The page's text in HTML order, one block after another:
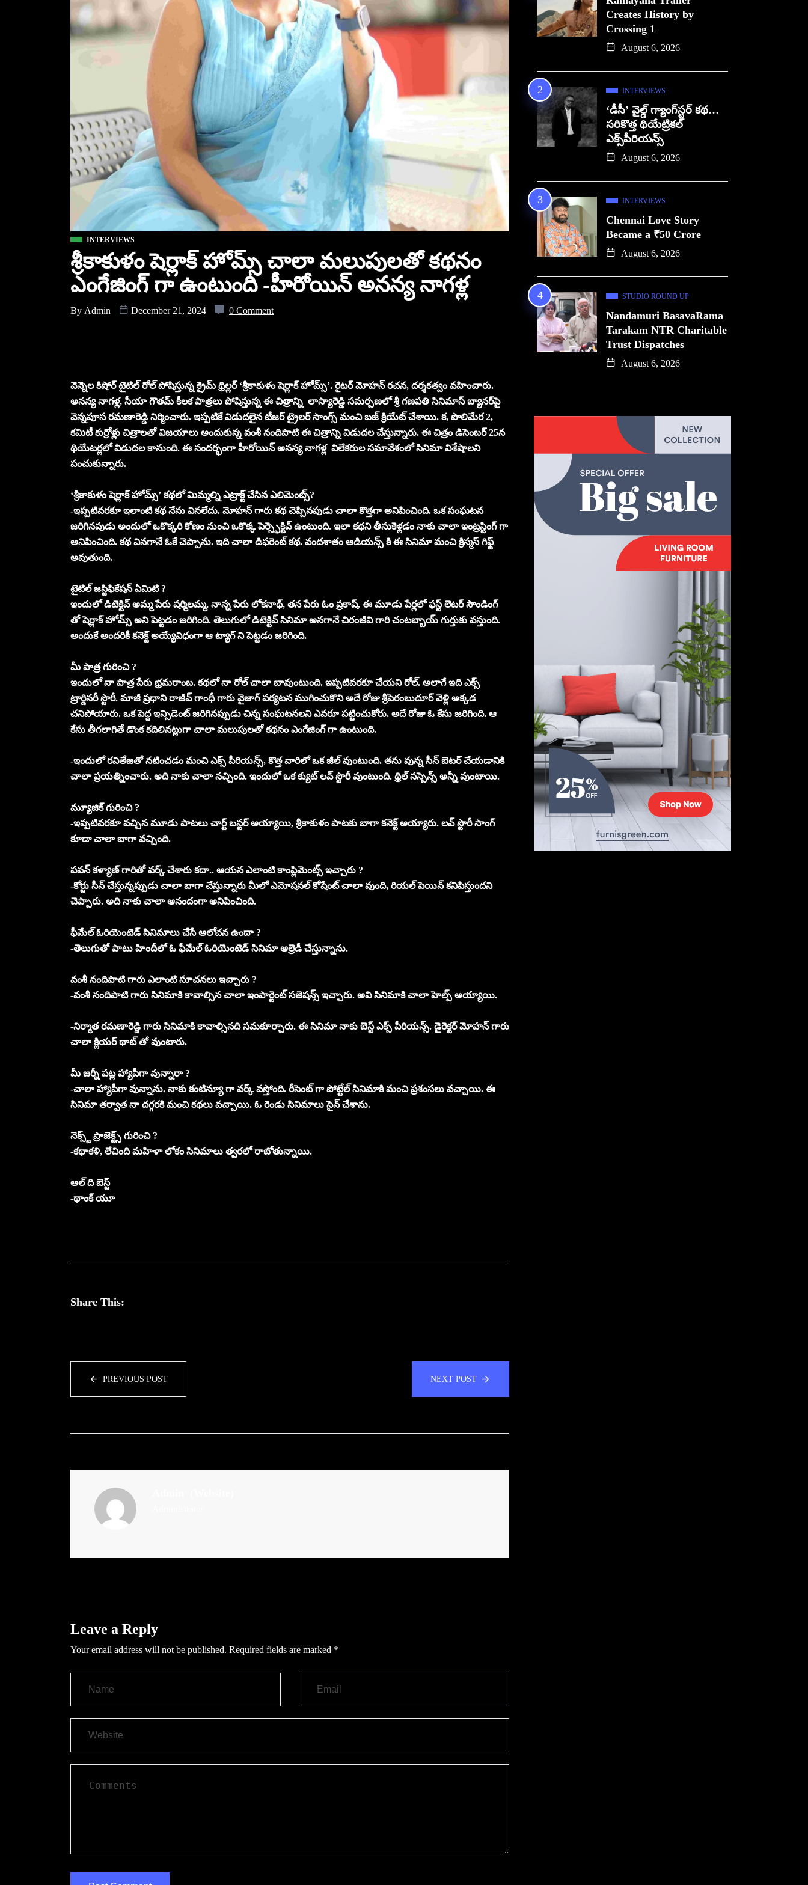
INTERVIEWS
శ్రీకాకుళం షెర్లాక్ హోమ్స్‌ చాలా మలుపులతో కథనం
ఎంగేజింగ్ గా ఉంటుంది -హీరోయిన్ అనన్య నాగళ్ల
By Admin December 21, 2024 0 Comment
వెన్నెల కిషోర్ టైటిల్ రోల్ పోషిస్తున్న క్రైమ్ థ్రిల్లర్ ‘శ్రీకాకుళం షెర్లాక్ హోమ్స్‌’. రైటర్ మోహన్ రచన, దర్శకత్వం వహించారు.
అనన్య నాగళ్ల, సీయా గౌతమ్ కీలక పాత్రలు పోషిస్తున్న ఈ చిత్రాన్ని లాస్యారెడ్డి సమర్పణలో శ్రీ గణపతి సినిమాస్ బ్యానర్‌పై
వెన్నపూస రమణారెడ్డి నిర్మించారు. ఇప్పటికే విడుదలైన టీజర్ ట్రైలర్ సాంగ్స్ మంచి బజ్ క్రియేట్ చేశాయి. క, పొలిమేర 2,
కమిటీ కుర్రోళ్లు చిత్రాలతో విజయాలు అందుకున్న వంశీ నందిపాటి ఈ చిత్రాన్ని విడుదల చేస్తున్నారు. ఈ చిత్రం డిసెంబర్ 25న
థియేటర్లలో విడుదల కానుంది. ఈ సందర్భంగా హీరోయిన్ అనన్య నాగళ్ల విలేకరుల సమావేశంలో సినిమా విశేషాలని
పంచుకున్నారు.
‘శ్రీకాకుళం షెర్లాక్ హోమ్స్‌’ కథలో మిమ్మల్ని ఎట్రాక్ట్ చేసిన ఎలిమెంట్స్?
-ఇప్పటివరకూ ఇలాంటి కథ నేను వినలేదు. మోహన్ గారు కథ చెప్పినపుడు చాలా కొత్తగా అనిపించింది. ఒక సంఘటన
జరిగినపుడు అందులో ఒకొక్కరి కోణం నుంచి ఒకొక్క పెర్స్ఫెక్టివ్ ఉంటుంది. ఇలా కథని తీసుకెళ్లడం నాకు చాలా ఇంట్రస్టింగ్ గా
అనిపించింది. కథ వినగానే ఓకే చెప్పాను. ఇది చాలా డిఫరెంట్ కథ. వందశాతం ఆడియన్స్ కి ఈ సినిమా మంచి క్రిస్మస్ గిఫ్ట్
అవుతుంది.
టైటిల్ జస్టిఫికేషన్ ఏమిటి ?
ఇందులో డిటెక్టివ్ అమ్మ పేరు షర్మిలమ్మ, నాన్న పేరు లోకనాథ్, తన పేరు ఓం ప్రకాష్. ఈ మూడు పేర్లలో ఫస్ట్ లెటర్ సౌండింగ్
తో షెర్లాక్ హోమ్స్‌ అని పెట్టడం జరిగింది. తెలుగులో డిటెక్టివ్ సినిమా అనగానే చిరంజీవి గారి చంటబ్బాయ్ గుర్తుకు వస్తుంది.
అందుకే అందరికీ కనెక్ట్ అయ్యేవిధంగా ఆ ట్యాగ్ ని పెట్టడం జరిగింది.
మీ పాత్ర గురించి ?
ఇందులో నా పాత్ర పేరు భ్రమరాంబ. కథలో నా రోల్ చాలా బావుంటుంది. ఇప్పటివరకూ చేయని రోల్. అలాగే ఇది ఎక్స్
ట్రార్డినరీ స్టొరీ. మాజీ ప్రధాని రాజీవ్ గాంధీ గారు వైజాగ్ పర్యటన ముగించుకొని అదే రోజు శ్రీపెరంబుదూర్ వెళ్లి అక్కడ
చనిపోయారు. ఒక పెద్ద ఇన్సిడెంట్ జరిగినప్పుడు చిన్న సంఘటనలని ఎవరూ పట్టించుకోరు. అదే రోజు ఓ కేసు జరిగింది. ఆ
కేసు తీగలాగితే డొంక కదిలినట్లుగా చాలా మలుపులతో కథనం ఎంగేజింగ్ గా ఉంటుంది.
-ఇందులో రవితేజతో నటించడం మంచి ఎక్స్ పీరియన్స్, కొత్త వారిలో ఒక జీల్ వుంటుంది. తను వున్న సీన్ బెటర్ చేయడానికి
చాలా ప్రయత్నించారు. అది నాకు చాలా నచ్చింది. ఇందులో ఒక క్యుట్ లవ్ స్టొరీ వుంటుంది. థ్రిల్ సస్పెన్స్ అన్నీ వుంటాయి.
మ్యూజిక్ గురించి ?
-ఇప్పటివరకూ వచ్చిన మూడు పాటలు చార్ట్ బస్టర్ అయ్యాయి, శ్రీకాకుళం పాటకు బాగా కనెక్ట్ అయ్యారు. లవ్ స్టొరీ సాంగ్
కూడా చాలా బాగా వచ్చింది.
పవన్ కళ్యాణ్ గారితో వర్క్ చేశారు కదా.. ఆయన ఎలాంటి కాంప్లిమెంట్స్ ఇచ్చారు ?
-కోర్టు సీన్ చేస్తున్నప్పుడు చాలా బాగా చేస్తున్నారు మీలో ఎమోషనల్ కోషేంట్ చాలా వుంది, రియల్ పెయిన్ కనిపిస్తుందని
చెప్పారు. అది నాకు చాలా ఆనందంగా అనిపించింది.
ఫీమేల్ ఓరియెంటెడ్ సినిమాలు చేసే ఆలోచన ఉందా ?
-తెలుగుతో పాటు హిందీలో ఓ ఫీమేల్ ఓరియెంటెడ్ సినిమా ఆల్రెడీ చేస్తున్నాను.
వంశీ నందిపాటి గారు ఎలాంటి సూచనలు ఇచ్చారు ?
-వంశీ నందిపాటి గారు సినిమాకి కావాల్సిన చాలా ఇంపార్టెంట్ సజెషన్స్ ఇచ్చారు. అవి సినిమాకి చాలా హెల్ప్ అయ్యాయి.
-నిర్మాత రమణారెడ్డి గారు సినిమాకి కావాల్సినది సమకూర్చారు. ఈ సినిమా నాకు బెస్ట్ ఎక్స్ పీరియన్స్. డైరెక్టర్ మోహన్ గారు
చాలా క్లియర్ థాట్ తో వుంటారు.
మీ జర్నీ పట్ల హ్యాపీగా వున్నారా ?
-చాలా హ్యాపీగా వున్నాను. నాకు కంటిన్యూ గా వర్క్ వస్తోంది. రీసెంట్ గా పోట్టేల్ సినిమాకి మంచి ప్రశంసలు వచ్చాయి. ఈ
సినిమా తర్వాత నా దగ్గరకి మంచి కథలు వచ్చాయి. ఓ రెండు సినిమాలు సైన్ చేశాను.
నెక్స్ట్ ప్రాజెక్ట్స్ గురించి ?
-కథాకళి, లేచింది మహిళా లోకం సినిమాలు త్వరలో రాబోతున్నాయి.
ఆల్ ది బెస్ట్
-థాంక్ యూ
Share This:
PREVIOUS POST NEXT POST
Leave a Reply
Your email address will not be published. Required fields are marked *
Creates History by
Crossing 1
August 6, 2026
INTERVIEWS
‘డీసీ’ వైల్డ్ గ్యాంగ్‌స్టర్ కథ…
సరికొత్త థియేట్రికల్
ఎక్స్‌పీరియన్స్
August 6, 2026
INTERVIEWS
Chennai Love Story
Became a ₹50 Crore
August 6, 2026
STUDIO ROUND UP
Nandamuri BasavaRama
Tarakam NTR Charitable
Trust Dispatches
August 6, 2026